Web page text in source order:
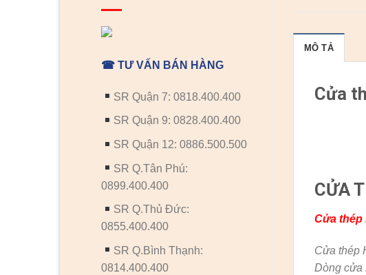
☎ TƯ VẤN BÁN HÀNG
SR Quận 7: 0818.400.400
SR Quận 9: 0828.400.400
SR Quận 12: 0886.500.500
SR Q.Tân Phú:
0899.400.400
SR Q.Thủ Đức:
0855.400.400
SR Q.Bình Thạnh:
0814.400.400
MÔ TẢ
Cửa
CỬA
Cửa thép
Cửa thép
Dòng